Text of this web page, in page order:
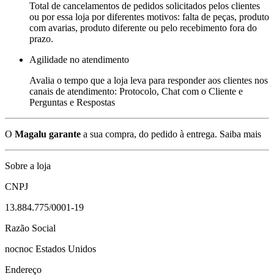
Total de cancelamentos de pedidos solicitados pelos clientes
ou por essa loja por diferentes motivos: falta de peças, produto
com avarias, produto diferente ou pelo recebimento fora do
prazo.
Agilidade no atendimento
Avalia o tempo que a loja leva para responder aos clientes nos
canais de atendimento: Protocolo, Chat com o Cliente e
Perguntas e Respostas
O Magalu garante a sua compra, do pedido à entrega. Saiba mais
Sobre a loja
CNPJ
13.884.775/0001-19
Razão Social
nocnoc Estados Unidos
Endereço